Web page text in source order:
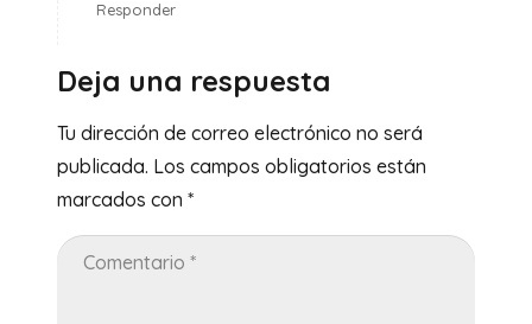
Responder
Deja una respuesta
Tu dirección de correo electrónico no será
publicada. Los campos obligatorios están
marcados con *